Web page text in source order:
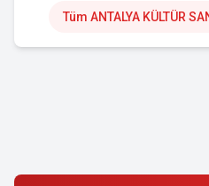
Tüm ANTALYA KÜLTÜR